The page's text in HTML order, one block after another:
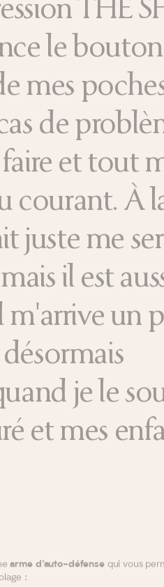
le
mes
de
et tout
courant. À
juste me
il est
m'arrive un
je le
et mes
arme d’auto-défensequi vous
: